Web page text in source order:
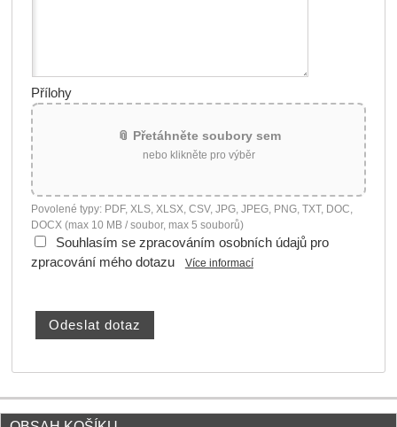
Přílohy
📎 Přetáhněte soubory sem
nebo klikněte pro výběr
Povolené typy: PDF, XLS, XLSX, CSV, JPG, JPEG, PNG, TXT, DOC,
DOCX (max 10 MB / soubor, max 5 souborů)
Souhlasím se zpracováním osobních údajů pro
zpracování mého dotazu
Více informací